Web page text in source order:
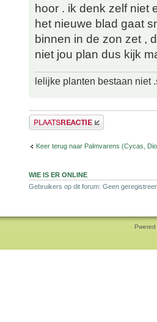
hoor . ik denk zelf niet
het nieuwe blad gaat
binnen in de zon zet ,
niet jou plan dus kijk
lelijke planten bestaan niet
Plaats een reactie
Keer terug naar Palmvarens (Cycas,
WIE IS ER ONLINE
Gebruikers op dit forum: Geen